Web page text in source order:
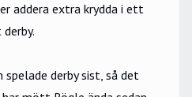
addera extra krydda i ett
derby sist, så det